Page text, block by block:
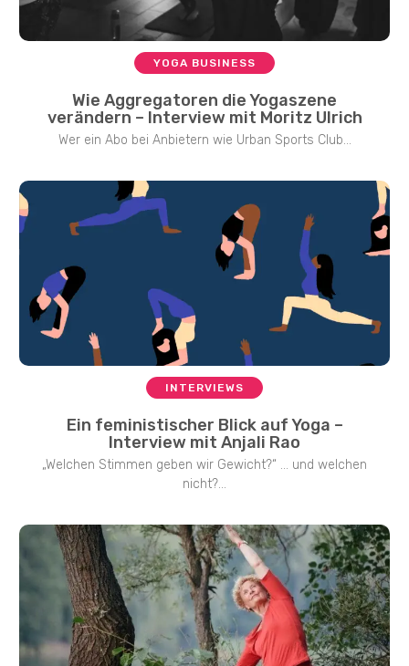
YOGA BUSINESS
Wie Aggregatoren die Yogaszene
verändern – Interview mit Moritz Ulrich
Wer ein Abo bei Anbietern wie Urban Sports Club...
INTERVIEWS
Ein feministischer Blick auf Yoga –
Interview mit Anjali Rao
„Welchen Stimmen geben wir Gewicht?“ … und welchen
nicht?...